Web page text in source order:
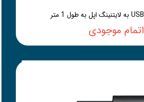
اتمام موجودی